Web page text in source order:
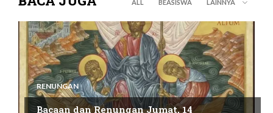
ALL BEASISWA LAINNYA
RENUNGAN
Bacaan dan Renungan Jumat, 14